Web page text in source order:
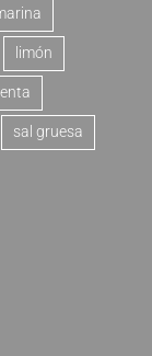
limón
sal gruesa